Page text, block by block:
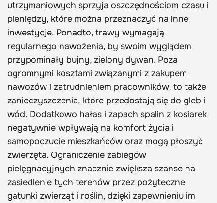
utrzymaniowych sprzyja oszczędnościom czasu i
pieniędzy, które można przeznaczyć na inne
inwestycje. Ponadto, trawy wymagają
regularnego nawożenia, by swoim wyglądem
przypominały bujny, zielony dywan. Poza
ogromnymi kosztami związanymi z zakupem
nawozów i zatrudnieniem pracowników, to także
zanieczyszczenia, które przedostają się do gleb i
wód. Dodatkowo hałas i zapach spalin z kosiarek
negatywnie wpływają na komfort życia i
samopoczucie mieszkańców oraz mogą płoszyć
zwierzęta. Ograniczenie zabiegów
pielęgnacyjnych znacznie zwiększa szanse na
zasiedlenie tych terenów przez pożyteczne
gatunki zwierząt i roślin, dzięki zapewnieniu im